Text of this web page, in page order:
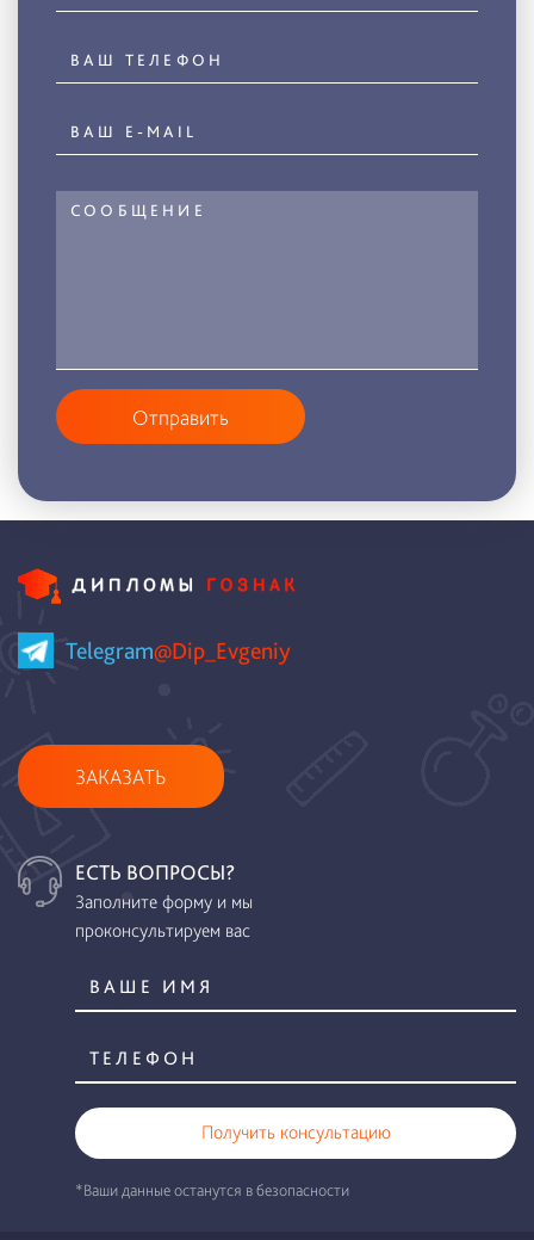
Отправить
Telegram@Dip_Evgeniy
ЗАКАЗАТЬ
ЕСТЬ ВОПРОСЫ?
Заполните форму и мы
проконсультируем вас
Получить консультацию
*Ваши данные останутся в безопасности